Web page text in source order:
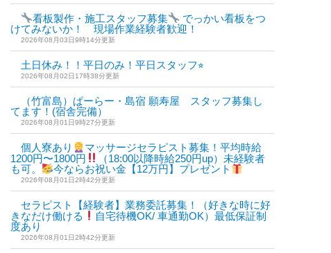
看板製作・施工スタッフ募集
でっかい看板をつ
けてみないか！ 現場作業経験者歓迎！
2026年08月03日9時14分更新
土日休み！！平日のみ！平日スタッフ⭐︎
2026年08月02日17時38分更新
（竹富島）ぱーらー・島宿 願寿屋 スタッフ募集し
てます！(宿舎完備）
2026年08月01日9時27分更新
個人寮あり
マッサージセラピスト募集！平均時給
1200円〜1800円
（18:00以降時給250円up）未経験者
も可。
今ならお祝い金【12万円】プレゼント
2026年08月01日2時42分更新
セラピスト【経験者】業務委託募集！（好きな時に好
きなだけ働ける
自宅待機OK/ 車通勤OK）最低保証制
度あり
2026年08月01日2時42分更新